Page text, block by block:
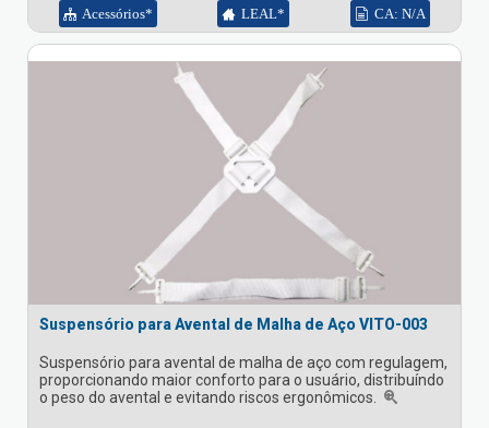
Acessórios* LEAL* CA: N/A
Suspensório para Avental de Malha de Aço VITO-003
Suspensório para avental de malha de aço com regulagem,
proporcionando maior conforto para o usuário, distribuíndo
o peso do avental e evitando riscos ergonômicos.